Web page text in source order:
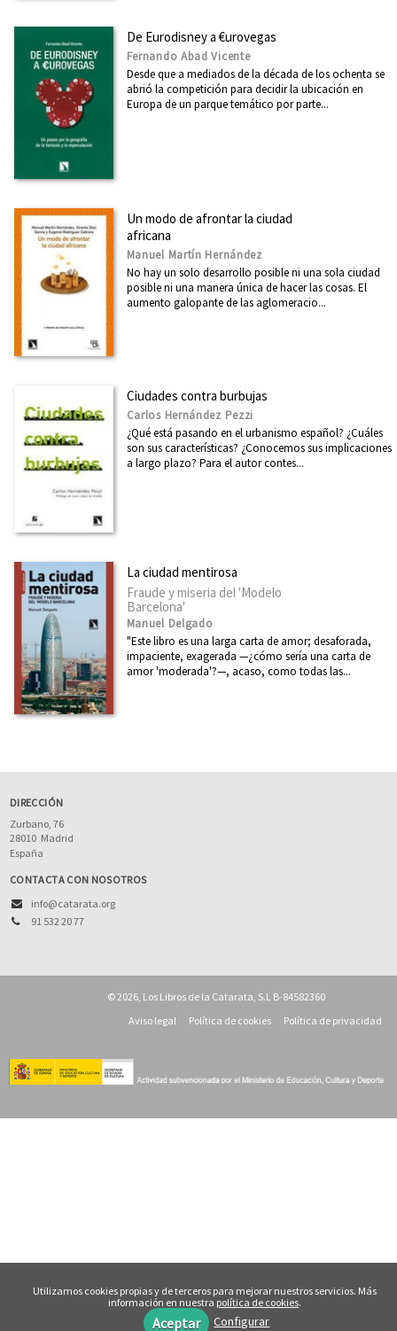
De Eurodisney a €urovegas
Fernando Abad Vicente
Desde que a mediados de la década de los ochenta se
abrió la competición para decidir la ubicación en
Europa de un parque temático por parte...
Un modo de afrontar la ciudad
africana
Manuel Martín Hernández
No hay un solo desarrollo posible ni una sola ciudad
posible ni una manera única de hacer las cosas. El
aumento galopante de las aglomeracio...
Ciudades contra burbujas
Carlos Hernández Pezzi
¿Qué está pasando en el urbanismo español? ¿Cuáles
son sus características? ¿Conocemos sus implicaciones
a largo plazo? Para el autor contes...
La ciudad mentirosa
Fraude y miseria del 'Modelo
Barcelona'
Manuel Delgado
"Este libro es una larga carta de amor; desaforada,
impaciente, exagerada —¿cómo sería una carta de
amor 'moderada'?—, acaso, como todas las...
DIRECCIÓN
Zurbano, 76
28010 Madrid
España
CONTACTA CON NOSOTROS
info@catarata.org
91 532 20 77
© 2026, Los Libros de la Catarata, S.L B-84582360
Aviso legal
Política de cookies Política de privacidad
Utilizamos cookies propias y de terceros para mejorar nuestros servicios. Más
información en nuestra política de cookies.
Aceptar Configurar